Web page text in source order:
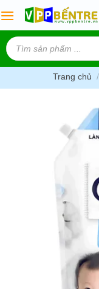
to
content
Tìm
kiếm
sản
phẩm
Trang chủ /